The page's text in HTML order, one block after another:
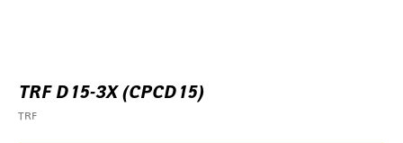
TRF D15-3Х (CPCD15)
TRF